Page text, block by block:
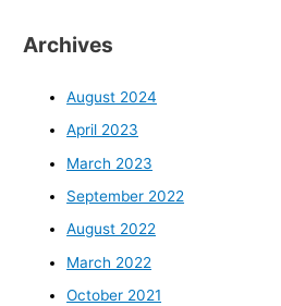
Archives
August 2024
April 2023
March 2023
September 2022
August 2022
March 2022
October 2021